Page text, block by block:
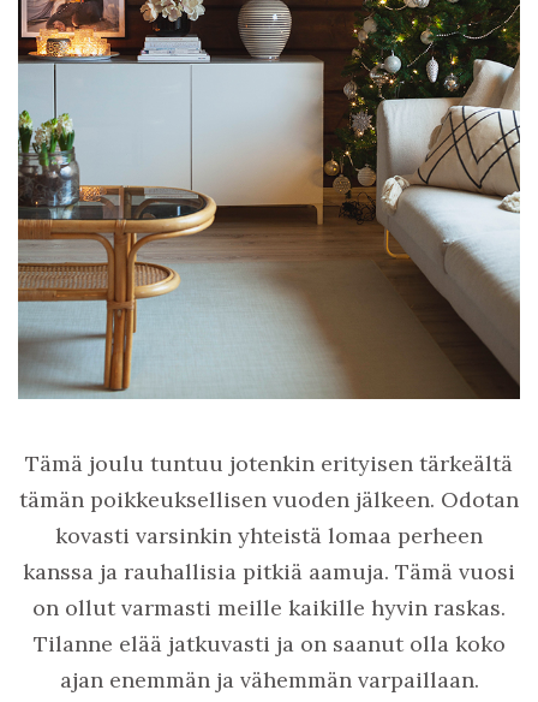
Tämä joulu tuntuu jotenkin erityisen tärkeältä
tämän poikkeuksellisen vuoden jälkeen. Odotan
kovasti varsinkin yhteistä lomaa perheen
kanssa ja rauhallisia pitkiä aamuja. Tämä vuosi
on ollut varmasti meille kaikille hyvin raskas.
Tilanne elää jatkuvasti ja on saanut olla koko
ajan enemmän ja vähemmän varpaillaan.